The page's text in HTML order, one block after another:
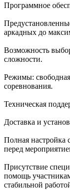
Программное
аркадных до
Возможность
сложности.
Режимы: свободная
соревнования.
Техническая
Доставка и
Полная настройка
перед
Присутствие
помощь
стабильной